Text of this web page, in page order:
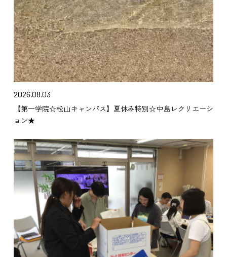
2026.08.03
【第一学院☆松山キャンパス】夏休み特別☆中島レクリエーシ
ョン★